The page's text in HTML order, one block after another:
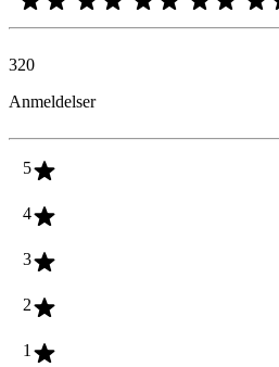
320
Anmeldelser
5
4
3
2
1